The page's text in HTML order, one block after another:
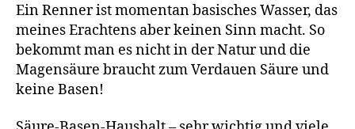
Ein Renner ist momentan basisches Wasser, das
meines Erachtens aber keinen Sinn macht. So
bekommt man es nicht in der Natur und die
Magensäure braucht zum Verdauen Säure und
keine Basen!